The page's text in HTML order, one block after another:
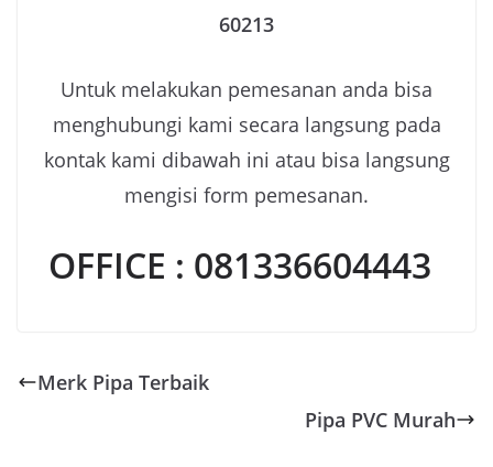
60213
Untuk melakukan pemesanan anda bisa
menghubungi kami secara langsung pada
kontak kami dibawah ini atau bisa langsung
mengisi form pemesanan.
OFFICE : 081336604443
Merk Pipa Terbaik
Pipa PVC Murah